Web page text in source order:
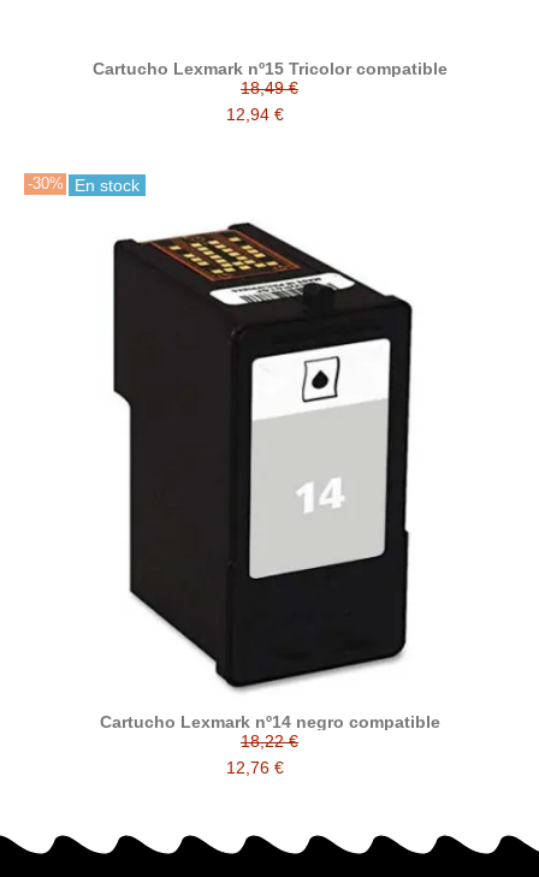
Cartucho Lexmark nº15 Tricolor compatible
18,49 €
12,94 €
-30% En stock
Cartucho Lexmark nº14 negro compatible
18,22 €
12,76 €